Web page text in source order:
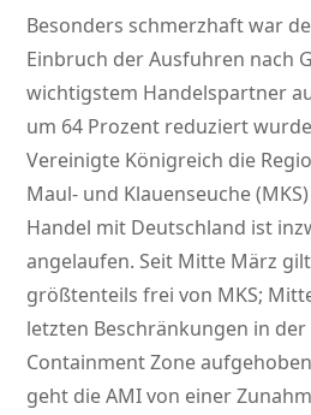
Besonders schmerzhaft war
Einbruch der Ausfuhren nach
wichtigstem Handelspartner
um 64 Prozent reduziert
Vereinigte Königreich die
Maul- und Klauenseuche
Handel mit Deutschland ist
angelaufen. Seit Mitte März
größtenteils frei von MKS;
letzten Beschränkungen in
Containment Zone
geht die AMI von einer